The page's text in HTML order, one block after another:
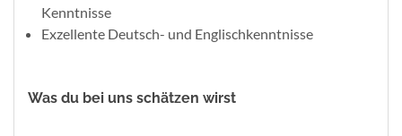
Kenntnisse​
Exzellente Deutsch- und Englischkenntnisse​
Was du bei uns schätzen wirst